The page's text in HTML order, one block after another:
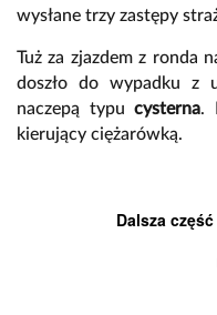
wysłane trzy zastępy
Tuż za zjazdem z ronda
doszło do wypadku z
naczepą typucysterna.
kierujący ciężarówką.
Dalsza